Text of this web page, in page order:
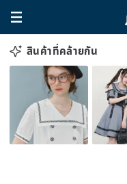
สินค้าที่คล้ายกัน